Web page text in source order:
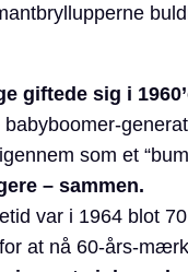
giftede sig i
babyboomer-
som et
– sammen.
var i 1964 blot
at nå 60-års-